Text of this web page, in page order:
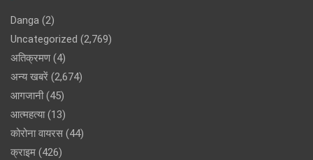
Danga (2)
Uncategorized (2,769)
अतिक्रमण(4)
अन्य खबरें (2,674)
आगजानी(45)
आत्महत्या(13)
कोरोना वायरस (44)
क्राइम (426)